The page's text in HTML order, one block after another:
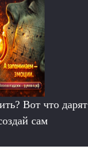
Вот что дарят
сам